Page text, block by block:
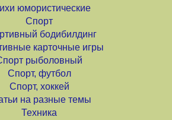
юмористические
Спорт
бодибилдинг
карточные игры
рыболовный
Спорт, футбол
Спорт, хоккей
на разные темы
Техника